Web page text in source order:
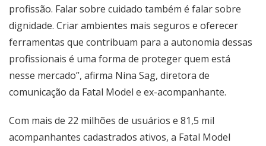
profissão. Falar sobre cuidado também é falar sobre
dignidade. Criar ambientes mais seguros e oferecer
ferramentas que contribuam para a autonomia dessas
profissionais é uma forma de proteger quem está
nesse mercado”, afirma Nina Sag, diretora de
comunicação da Fatal Model e ex-acompanhante.
Com mais de 22 milhões de usuários e 81,5 mil
acompanhantes cadastrados ativos, a Fatal Model